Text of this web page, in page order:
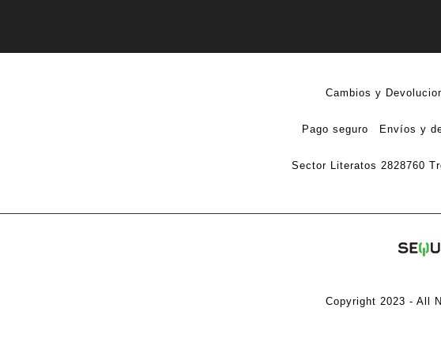
Cambios y
Pago seguro Envíos y
Sector Literatos 2828760
Copyright 2023 - All